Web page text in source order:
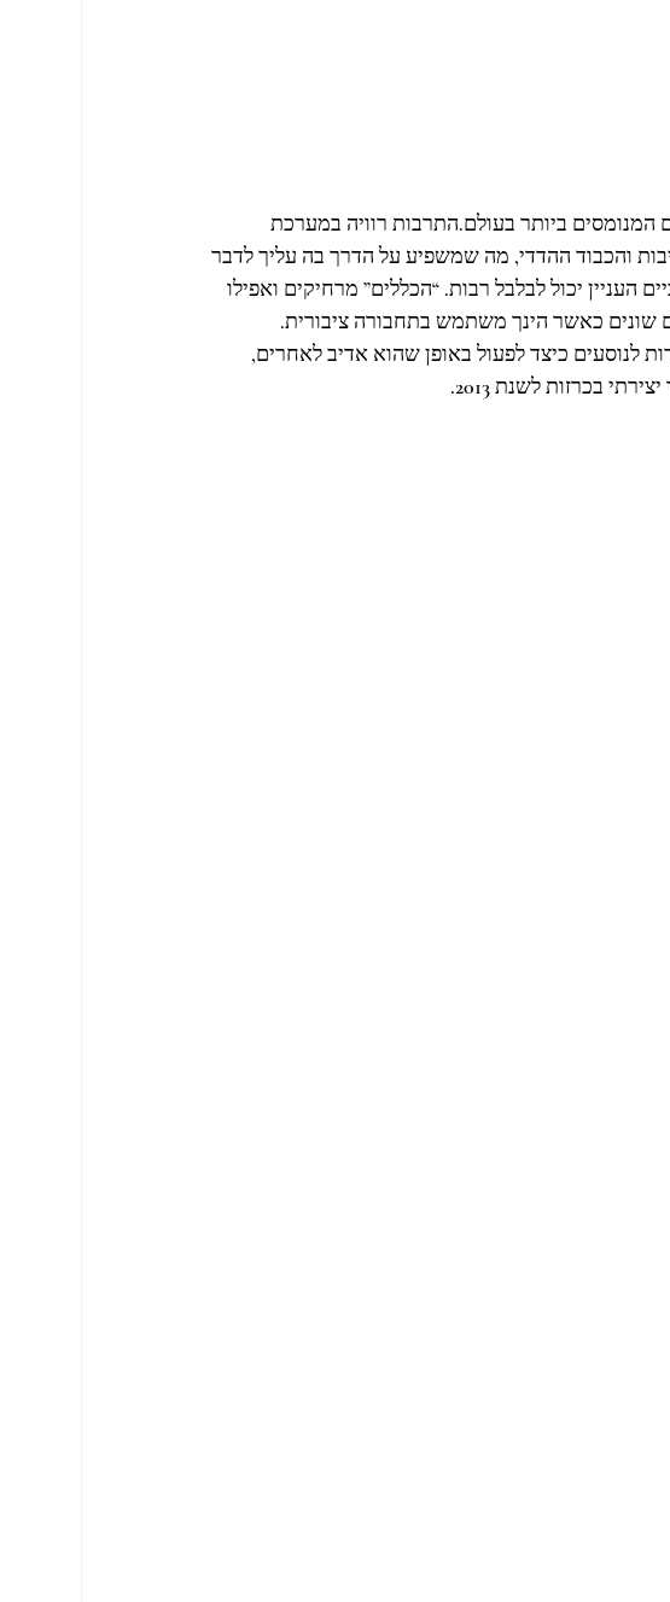
ביותר בעולם.התרבות רוויה במערכת
והכבוד ההדדי, מה שמשפיע על הדרך בה עליך לדבר
העניין יכול לבלבל רבות. “הכללים” מרחיקים ואפילו
שונים כאשר הינך משתמש בתחבורה ציבורית.
לנוסעים כיצד לפעול באופן שהוא אדיב לאחרים,
בכרזות לשנת 2013.